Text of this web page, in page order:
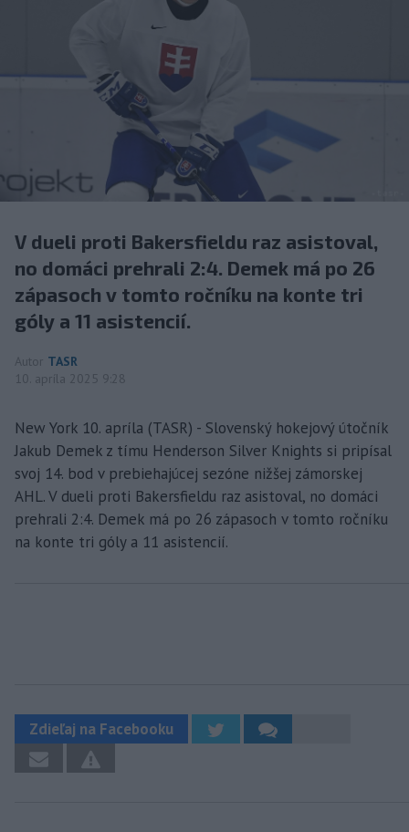
V dueli proti Bakersfieldu raz asistoval,
no domáci prehrali 2:4. Demek má po 26
zápasoch v tomto ročníku na konte tri
góly a 11 asistencií.
Autor TASR
10. apríla 2025 9:28
New York 10. apríla (TASR) - Slovenský hokejový útočník
Jakub Demek z tímu Henderson Silver Knights si pripísal
svoj 14. bod v prebiehajúcej sezóne nižšej zámorskej
AHL. V dueli proti Bakersfieldu raz asistoval, no domáci
prehrali 2:4. Demek má po 26 zápasoch v tomto ročníku
na konte tri góly a 11 asistencií.
Zdieľaj na Facebooku